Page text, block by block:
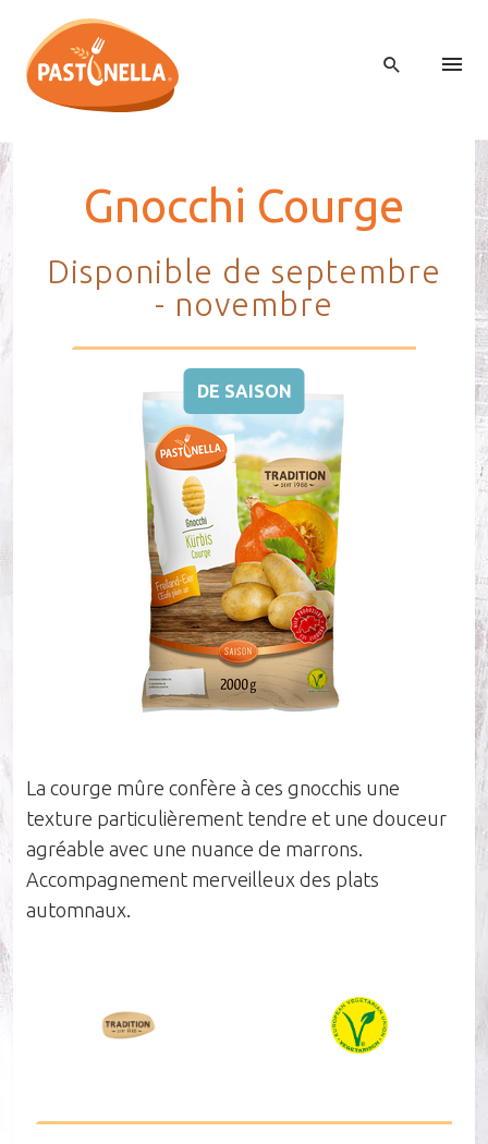
Société
Durabilité
Carrières
Équipe de vente
Gnoc­chi Courge
Disponible de septembre
- novembre
DE SAISON
La courge mûre confère à ces gnocchis une
texture particulièrement tendre et une douceur
agréable avec une nuance de marrons.
Accompagnement merveilleux des plats
automnaux.